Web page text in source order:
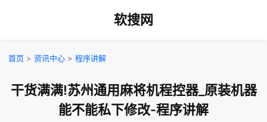
软搜网
首页 > 资讯中心 > 程序讲解
干货满满!苏州通用麻将机程控器_原装机器
能不能私下修改-程序讲解